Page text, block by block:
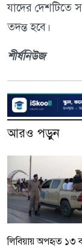
যাদের দেশটিতে
তদন্ত হবে।
শীর্ষনিউজ
আরও পড়ুন
লিবিয়ায় অপহৃত ১৩